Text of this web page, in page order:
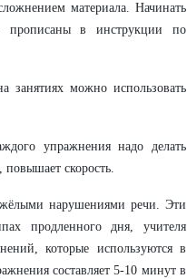
материала. Начинать
прописаны в инструкции по
занятиях можно использовать
упражнения надо делать
скорость.
нарушениями речи. Эти
продленного дня, учителя
которые используются в
составляет 5-10 минут в